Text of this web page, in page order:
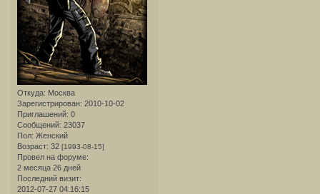
Откуда: Москва
Зарегистрирован: 2010-10-02
Приглашений: 0
Сообщений: 23037
Пол: Женский
Возраст: 32 [1993-08-15]
Провел на форуме:
2 месяца 26 дней
Последний визит:
2012-07-27 04:16:15